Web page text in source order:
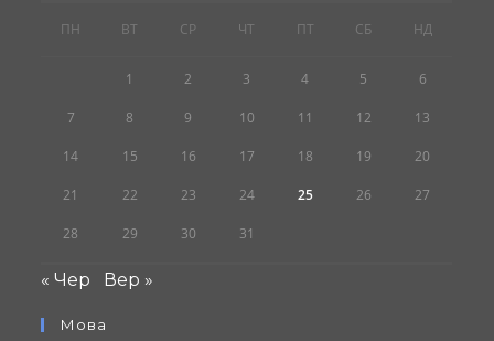
ПН ВТ СР ЧТ ПТ СБ НД
1 2 3 4 5 6
7 8 9 10 11 12 13
14 15 16 17 18 19 20
21 22 23 24 25 26 27
28 29 30 31
« Чер Вер »
Мова